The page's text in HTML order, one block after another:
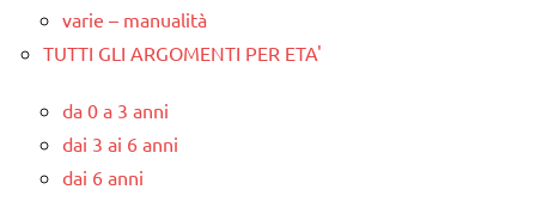
varie – manualità
TUTTI GLI ARGOMENTI PER ETA'
da 0 a 3 anni
dai 3 ai 6 anni
dai 6 anni